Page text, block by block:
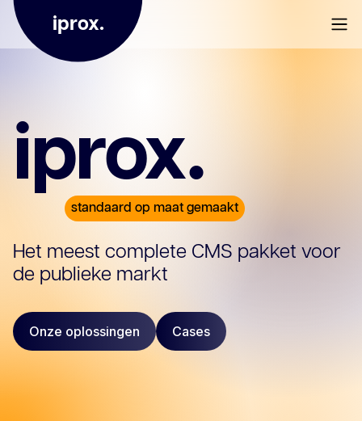
iprox.
iprox.
standaard op maat gemaakt
Het meest complete CMS pakket voor
de publieke markt
Onze oplossingen Cases